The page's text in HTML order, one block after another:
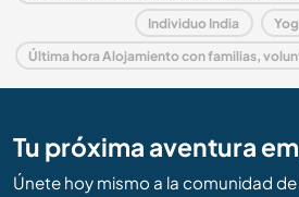
Individuo India
Tu próxima aventura
Únete hoy mismo a la comunidad